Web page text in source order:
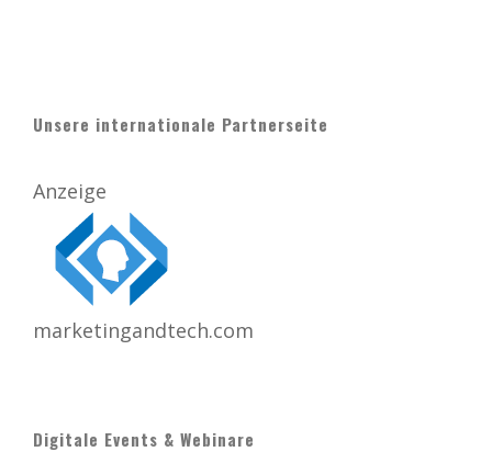
Unsere internationale Partnerseite
Anzeige
marketingandtech.com
Digitale Events & Webinare